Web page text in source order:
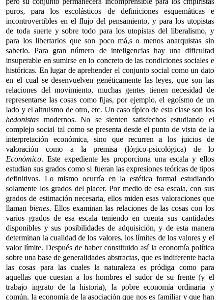
puros, para los escolásticos de definiciones esquemáticas e
incontrovertibles en el flujo del pensamiento, y para los utopistas
de toda suerte y sobre todo para los utopistas del liberalismo, y
para los libertarios que son poco má,s o menos anarquistas sin
saberlo. Para gran número de inteligencias hay una dificultad
insuperable en sumirse en lo concreto de las condiciones sociales e
históricas. En lugar de aprehender el conjunto social como un dato
en el cual se desenvuelven genéticamente las leyes, que son las
relaciones del movimiento, muchas gentes tienen necesidad de
representarse las cosas como fijas, por ejemplo, el egoísmo de un
lado y el altruismo de otro, etc. Un caso típico de esta clase son los
hedonistas modernos. No se sienten satisfechos estudiando el
complejo social tal como se presenta desde el punto de vista de la
interpretación económica, sino que recurren a los juicios de
valoración como a la premisa (lógico-psicológica) de lo
Económico. Este expediente les proporciona una escala y ellos
estudian sus grados como si fueran las expresiones teóricas de tipos
definitivos. Lo mismo ocurría en la estética formal estudiando
solamente los grados del placer. Por medio de esa escala, con sus
grados de estimación necesaria, ellos miden esas valoraciones que
llamanbienes. Ellos examinan las relaciones de las cosas con los
varios grados de esa escala teniendo en cuenta sus cantidades
disponibles y sus posibilidades de adquisición, y de esta manera
determinan la cualidad de los valores, los límites de los valores y el
valor límite. Después de haber constituido así la economía política
sobre una base de generalidades abstractas, que es indiferente hacia
las cosas para las cuales la naturaleza es pródiga como para
aquellas que cuestan a los hombres el sudor de su frente (y el
trabajo ingrato de la historia), la pobre economía ordinaria y
común, la economía de la asociación que nos es familiar y que han